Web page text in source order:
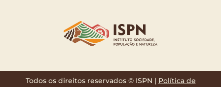
Todos os direitos reservados © ISPN | Política de